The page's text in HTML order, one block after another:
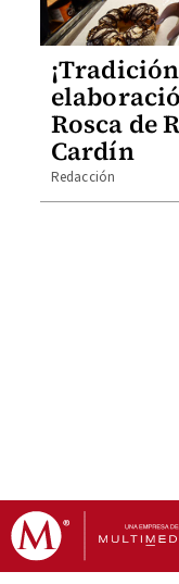
Rosca de
Cardín
Redacción